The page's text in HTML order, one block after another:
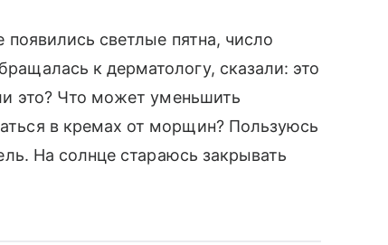
светлые пятна, число
к дерматологу, сказали: это
это? Что может уменьшить
в кремах от морщин? Пользуюсь
На солнце стараюсь закрывать